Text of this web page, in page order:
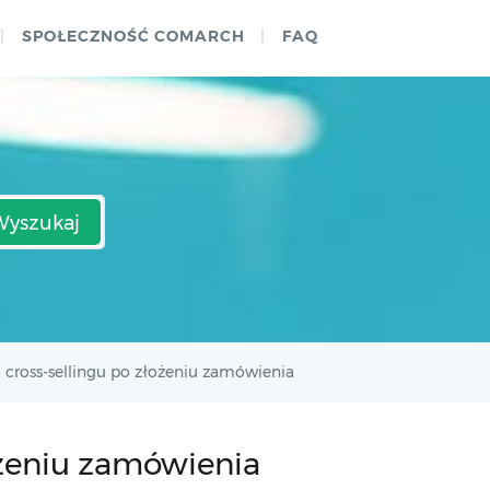
SPOŁECZNOŚĆ COMARCH FAQ
cross-sellingu po złożeniu zamówienia
zamówienia